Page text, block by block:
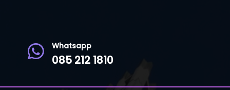
 Whatsapp
085 212 1810